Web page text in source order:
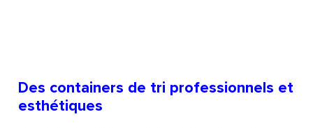
Des containers de tri professionnels et
esthétiques